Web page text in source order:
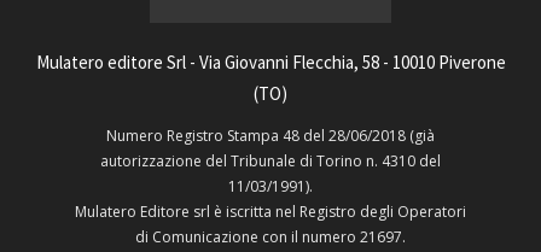
Mulatero editore Srl - Via Giovanni Flecchia, 58 - 10010 Piverone
(TO)
Numero Registro Stampa 48 del 28/06/2018 (già
autorizzazione del Tribunale di Torino n. 4310 del
11/03/1991).
Mulatero Editore srl è iscritta nel Registro degli Operatori
di Comunicazione con il numero 21697.